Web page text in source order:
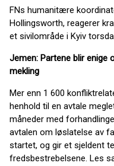
FNs humanitære
Hollingsworth, reagerer
et sivilområde i Kyiv
Jemen: Partene blir enige
mekling
Mer enn 1 600
henhold til en avtale
måneder med
avtalen om løslatelse av
startet, og gir et sjeldent
fredsbestrebelsene. Les